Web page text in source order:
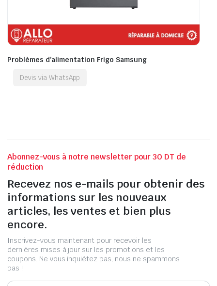
Problèmes d’alimentation Frigo Samsung
Devis via WhatsApp
Abonnez-vous à notre newsletter pour 30 DT de
réduction
Recevez nos e-mails pour obtenir des
informations sur les nouveaux
articles, les ventes et bien plus
encore.
Inscrivez-vous maintenant pour recevoir les
dernières mises à jour sur les promotions et les
coupons. Ne vous inquiétez pas, nous ne spammons
pas !